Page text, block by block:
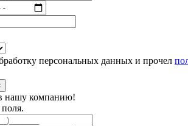
персональных данных и прочел
нашу компанию!